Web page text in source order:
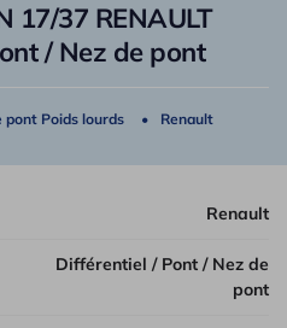
17/37 RENAULT
/ Nez de pont
pont Poids lourds Renault
Renault
Différentiel / Pont / Nez de
pont